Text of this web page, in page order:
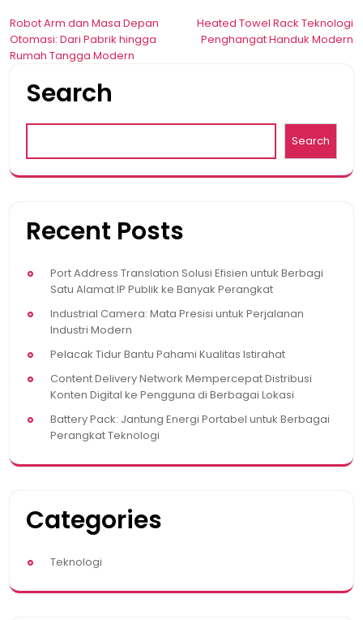
Post
navigation
Robot Arm dan Masa Depan
Otomasi: Dari Pabrik hingga
Rumah Tangga Modern
Heated Towel Rack Teknologi
Penghangat Handuk Modern
Search
Search
Recent Posts
Port Address Translation Solusi Efisien untuk Berbagi
Satu Alamat IP Publik ke Banyak Perangkat
Industrial Camera: Mata Presisi untuk Perjalanan
Industri Modern
Pelacak Tidur Bantu Pahami Kualitas Istirahat
Content Delivery Network Mempercepat Distribusi
Konten Digital ke Pengguna di Berbagai Lokasi
Battery Pack: Jantung Energi Portabel untuk Berbagai
Perangkat Teknologi
Categories
Teknologi